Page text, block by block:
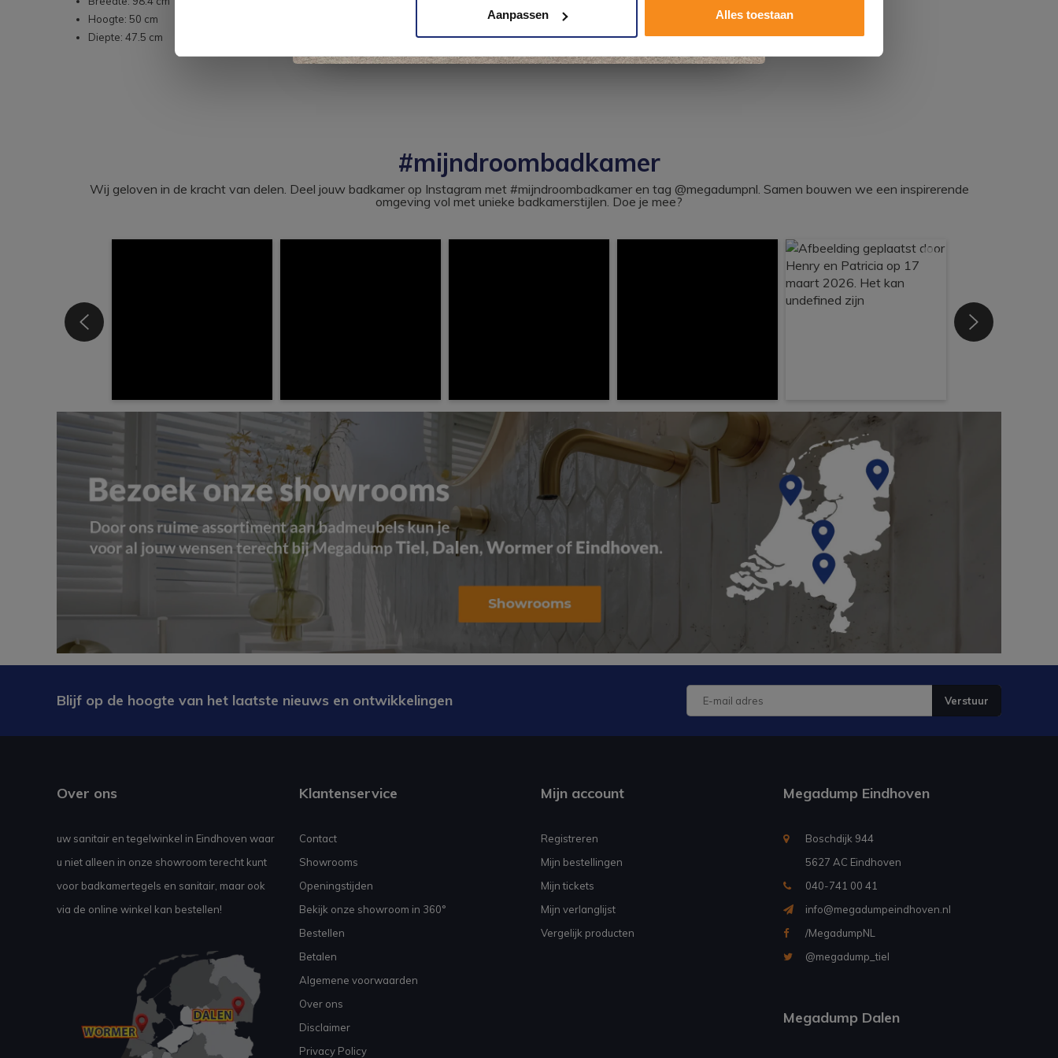
Aanpassen Alles toestaan
Hoogte: 50 cm
Diepte: 47.5 cm
#mijndroombadkamer
Wij geloven in de kracht van delen. Deel jouw badkamer op Instagram met #mijndroombadkamer en tag @megadumpnl. Samen bouwen we een inspirerende
omgeving vol met unieke badkamerstijlen. Doe je mee?
Blijf op de hoogte van het laatste nieuws en ontwikkelingen Verstuur
Over ons
uw sanitair en tegelwinkel in Eindhoven waar
u niet alleen in onze showroom terecht kunt
voor badkamertegels en sanitair, maar ook
via de online winkel kan bestellen!
Klantenservice
Contact
Showrooms
Openingstijden
Bekijk onze showroom in 360°
Bestellen
Betalen
Algemene voorwaarden
Over ons
Disclaimer
Privacy Policy
Mijn account
Registreren
Mijn bestellingen
Mijn tickets
Mijn verlanglijst
Vergelijk producten
Megadump Eindhoven
Boschdijk 944
5627 AC Eindhoven
040-741 00 41
info@megadumpeindhoven.nl
/MegadumpNL
@megadump_tiel
Megadump Dalen
Kom langs en ervaar zelf het verschil!